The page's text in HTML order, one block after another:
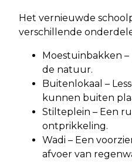
Het vernieuwde
verschillende
Moestuinbakken
de natuur.
Buitenlokaal –
kunnen buiten
Stilteplein – Een
ontprikkeling.
Wadi – Een
afvoer van